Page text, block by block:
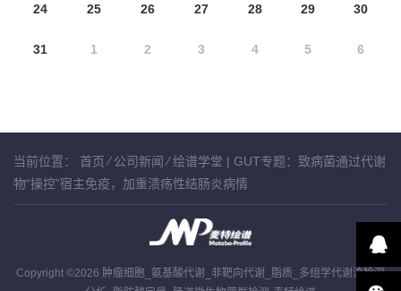
24 25 26 27 28 29 30
31 1 2 3 4 5 6
当前位置： 首页⁄公司新闻⁄绘谱学堂 | GUT专题：致病菌通过代谢
物“操控”宿主免疫，加重溃疡性结肠炎病情
Copyright ©2026 肿瘤细胞_氨基酸代谢_非靶向代谢_脂质_多组学代谢流检测